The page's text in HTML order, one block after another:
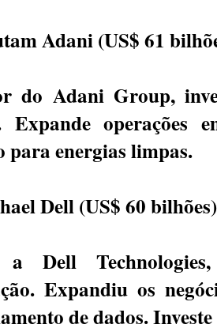
Adani (US$ 61
do Adani Group,
Expande operações
para energias limpas.
Dell (US$ 60 bilhões)
a Dell
Expandiu os
de dados.